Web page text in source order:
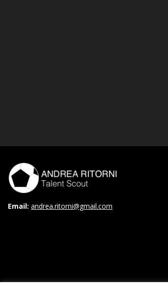
Email: andrea.ritorni@gmail.com